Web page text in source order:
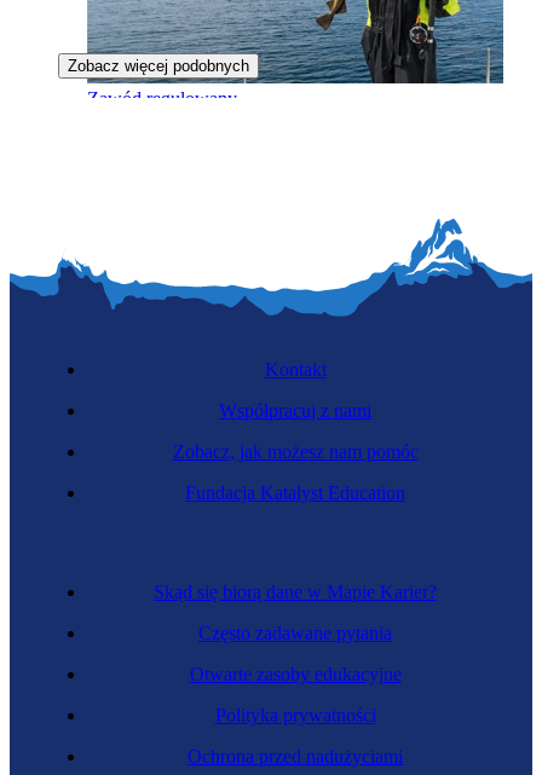
Zawód regulowany
Kontrolerka weterynaryjna
Zobacz więcej podobnych
Skąd się biorą dane w Mapie Karier?
Często zadawane pytania
Otwarte zasoby edukacyjne
Polityka prywatności
Ochrona przed nadużyciami
Kontakt
Współpracuj z nami
Zobacz, jak możesz nam pomóc
Fundacja Katalyst Education